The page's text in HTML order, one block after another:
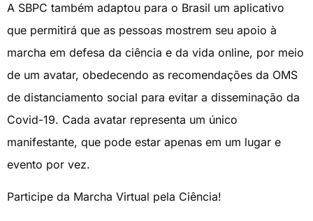
A SBPC também adaptou para o Brasil um aplicativo
que permitirá que as pessoas mostrem seu apoio à
marcha em defesa da ciência e da vida online, por meio
de um avatar, obedecendo as recomendações da OMS
de distanciamento social para evitar a disseminação da
Covid-19. Cada avatar representa um único
manifestante, que pode estar apenas em um lugar e
evento por vez.
Participe da Marcha Virtual pela Ciência!